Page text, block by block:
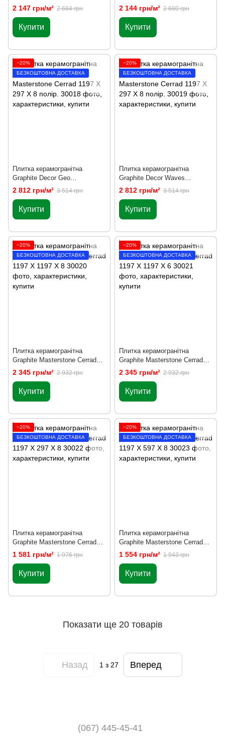
1197 X 297 X 8 полір.
2 147 грн/м² 2 684 грн
Купити
1197 X 597 X 8 полір.
2 144 грн/м² 2 680 грн
Купити
−20%
БЕЗКОШТОВНА ДОСТАВКА
Плитка керамогранітна
Graphite Decor Geo
Masterstone Сerrad 1197 X 297
X 8 полір.
2 812 грн/м² 3 514 грн
Купити
−20%
БЕЗКОШТОВНА ДОСТАВКА
Плитка керамогранітна
Graphite Decor Waves
Masterstone Сerrad 1197 X 297
X 8 полір.
2 812 грн/м² 3 514 грн
Купити
−20%
БЕЗКОШТОВНА ДОСТАВКА
Плитка керамогранітна
Graphite Masterstone Сerrad
1197 X 1197 X 8
2 345 грн/м² 2 932 грн
Купити
−20%
БЕЗКОШТОВНА ДОСТАВКА
Плитка керамогранітна
Graphite Masterstone Сerrad
1197 X 1197 X 6
2 345 грн/м² 2 932 грн
Купити
−20%
БЕЗКОШТОВНА ДОСТАВКА
Плитка керамогранітна
Graphite Masterstone Сerrad
1197 X 297 X 8
1 581 грн/м² 1 976 грн
Купити
−20%
БЕЗКОШТОВНА ДОСТАВКА
Плитка керамогранітна
Graphite Masterstone Сerrad
1197 X 597 X 8
1 554 грн/м² 1 943 грн
Купити
Показати ще 20 товарів
Назад 1з 27 Вперед
(067) 445-45-41